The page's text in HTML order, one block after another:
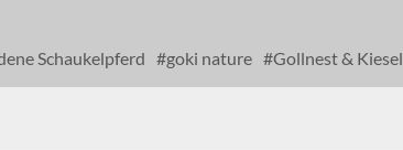
Schaukelpferd goki nature Gollnest & Kiesel